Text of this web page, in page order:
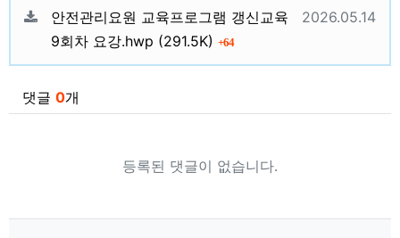
안전관리요원 교육프로그램 갱신교육
9회차 요강.hwp 파일크기
(291.5K) 64회 다운로드
등록일
2026.05.14
댓글 0개
등록된 댓글이 없습니다.